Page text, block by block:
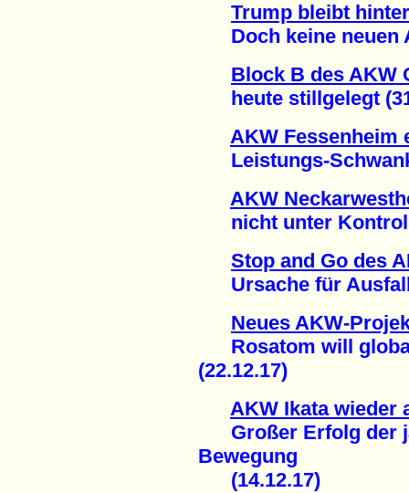
Trump bleibt
Doch keine neuen
Block B des AKW
heute stillgelegt
AKW Fessenheim
Leistungs-
AKW
nicht unter
Stop and Go des
Ursache für Ausfall
Neues AKW-
Rosatom will
(22.12.17)
AKW Ikata wieder
Großer Erfolg der
Bewegung
(14.12.17)